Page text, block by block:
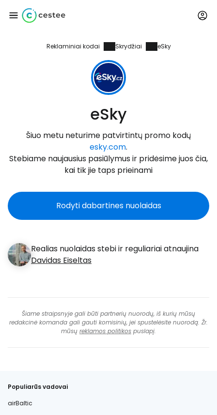
Reklaminiai kodai Skrydžiai eSky
eSky
Šiuo metu neturime patvirtintų promo kodų
esky.com.
Stebiame naujausius pasiūlymus ir pridėsime juos čia,
kai tik jie taps prieinami
Rodyti dabartines nuolaidas
Realias nuolaidas stebi ir reguliariai atnaujina
Davidas Eiseltas
Šiame straipsnyje gali būti partnerių nuorodų, iš kurių mūsų
redakcinė komanda gali gauti komisinių, jei spustelėsite nuorodą. Žr.
mūsų reklamos politikos puslapį.
Populiarūs vadovai
airBaltic
Prisijunkite prie
... pasaulinė kelionių bendruomenė
Tęsti su Google
Tęsti su Facebook
Tęsti el. paštu